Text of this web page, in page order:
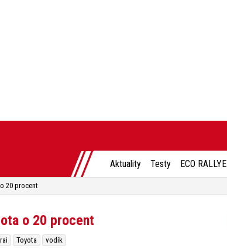
Aktuality Testy ECO RALLYE
20 procent
o 20 procent
Toyota vodík